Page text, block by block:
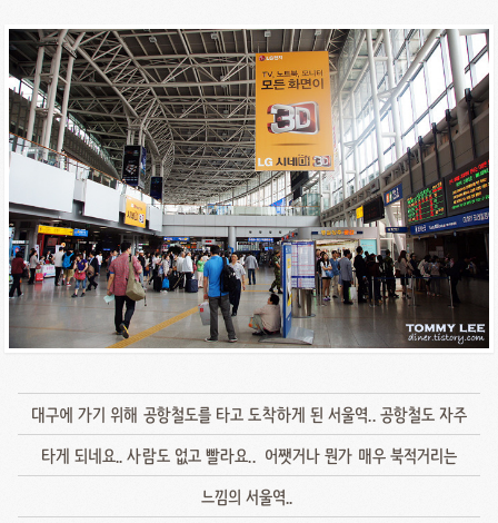
대구에 가기 위해 공항철도를 타고 도착하게 된 서울역.. 공항철도 자주
타게 되네요.. 사람도 없고 빨라요.. 어쨋거나 뭔가 매우 북적거리는
느낌의 서울역..